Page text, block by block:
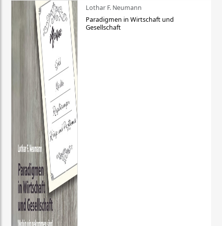
Lothar F. Neumann
Paradigmen in Wirtschaft und
Gesellschaft